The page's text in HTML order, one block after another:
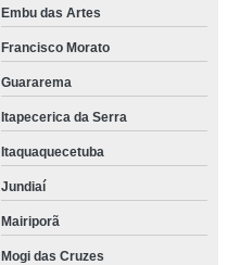
Embu das Artes
Francisco Morato
Guararema
Itapecerica da Serra
Itaquaquecetuba
Jundiaí
Mairiporã
Mogi das Cruzes